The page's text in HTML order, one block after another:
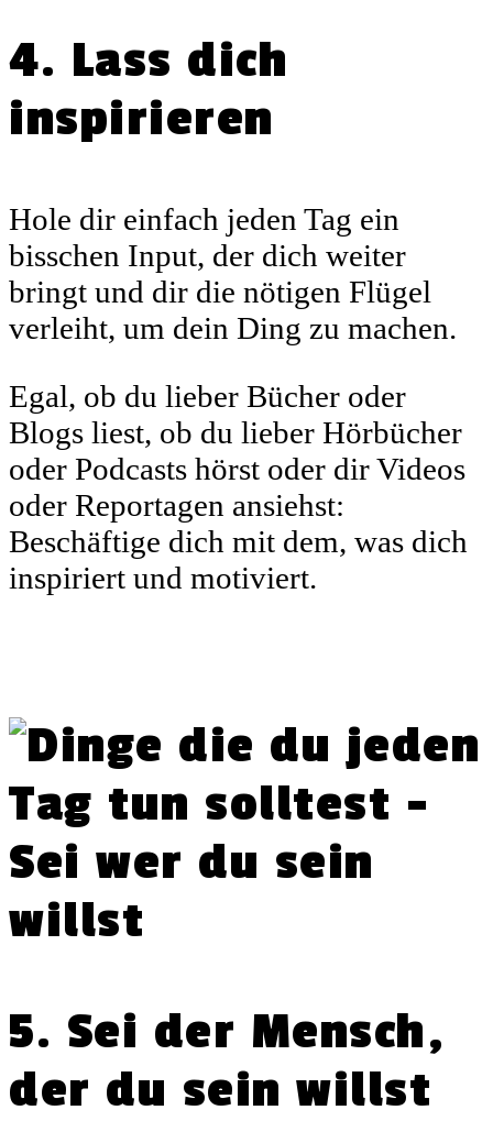
4. Lass dich
inspirieren
Hole dir einfach jeden Tag ein
bisschen Input, der dich weiter
bringt und dir die nötigen Flügel
verleiht, um dein Ding zu machen.
Egal, ob du lieber Bücher oder
Blogs liest, ob du lieber Hörbücher
oder Podcasts hörst oder dir Videos
oder Reportagen ansiehst:
Beschäftige dich mit dem, was dich
inspiriert und motiviert.
5. Sei der Mensch,
der du sein willst